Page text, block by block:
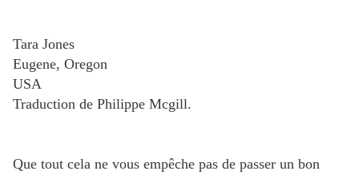
Tara Jones
Eugene, Oregon
USA
Traduction de Philippe Mcgill.
Que tout cela ne vous empêche pas de passer un bon